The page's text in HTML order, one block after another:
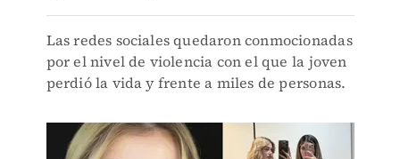
Las redes sociales quedaron conmocionadas
por el nivel de violencia con el que la joven
perdió la vida y frente a miles de personas.